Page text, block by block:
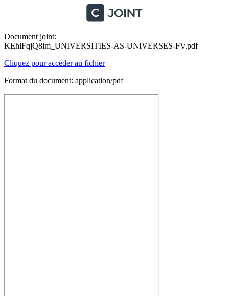
Document joint:
KEhlFqjQ8im_UNIVERSITIES-AS-UNIVERSES-FV.pdf
Cliquez pour accéder au fichier
Format du document: application/pdf